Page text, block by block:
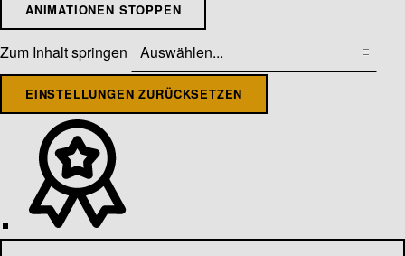
ANIMATIONEN STOPPEN
Zum Inhalt springen
EINSTELLUNGEN ZURÜCKSETZEN